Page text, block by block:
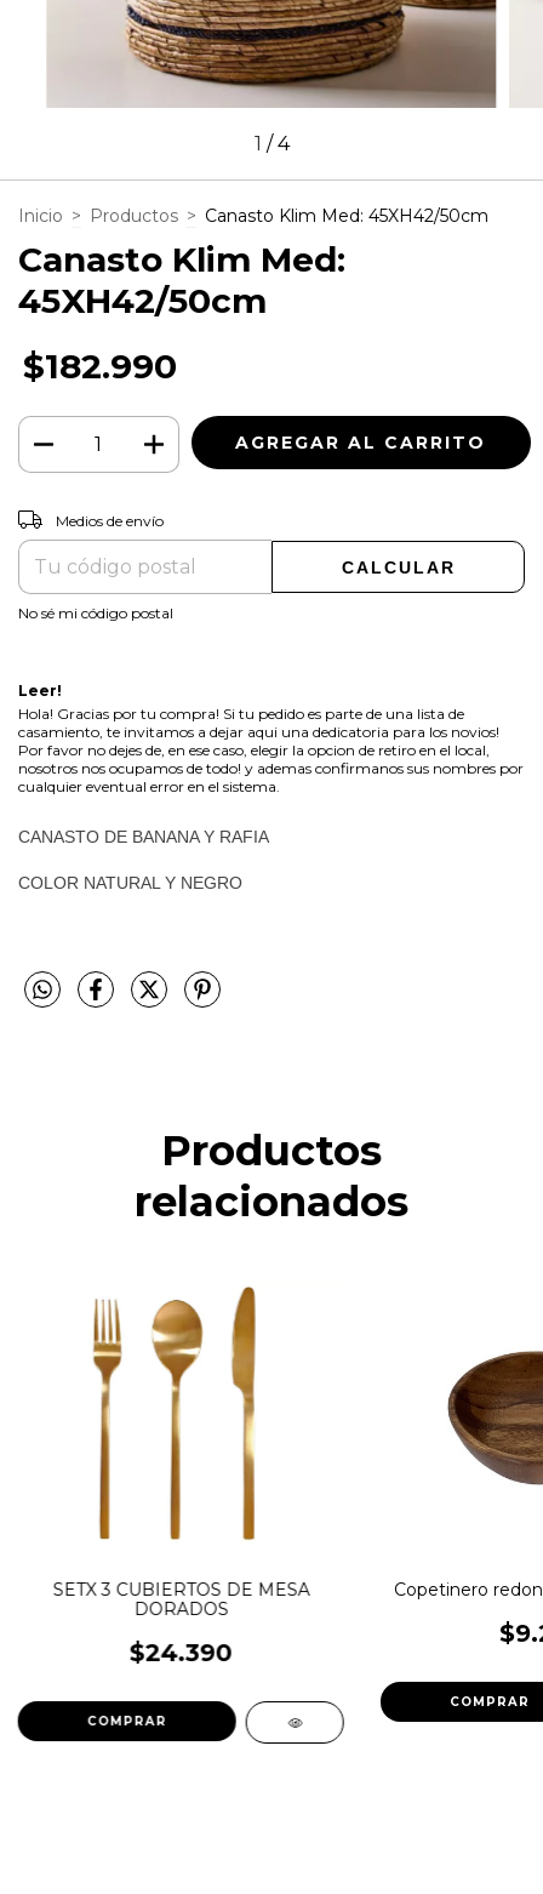
1 /4
Inicio > Productos > Canasto Klim Med: 45XH42/50cm
Canasto Klim Med:
45XH42/50cm
$182.990
Entregas para el CP:
Medios de envío
CALCULAR
No sé mi código postal
Leer!
Hola! Gracias por tu compra! Si tu pedido es parte de una lista de
casamiento, te invitamos a dejar aqui una dedicatoria para los novios!
Por favor no dejes de, en ese caso, elegir la opcion de retiro en el local,
nosotros nos ocupamos de todo! y ademas confirmanos sus nombres por
cualquier eventual error en el sistema.
CANASTO DE BANANA Y RAFIA
COLOR NATURAL Y NEGRO
Productos
relacionados
SETX 3 CUBIERTOS DE MESA
DORADOS
$24.390
Copetinero